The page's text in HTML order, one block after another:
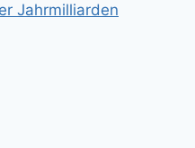
Jahrmilliarden